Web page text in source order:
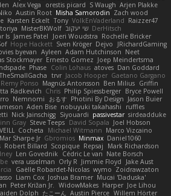
Alex Vega orestis picard S Waugh Arjen Plakke
Austin Root Misha Samorodin Zach wood
Karsten Eckelt Tony VolkEnVaderland Raizzer47
MisterBKWolf שי יעקוב DerHitsch
Is James Patel Joeri Woudstra Rochelle Bricker
Hope Hackett Sven Kröger Dejvo
JRichardGaming
byevan Ayleen Adam Hutchinson Neet
Stockmayer Ernesto Gomez Joep Meindertsma
Phase Colin Lohaus atoves Dan Goddard
TheSmallGacha trvr Jacob Hooper Gaetano Gargano
Remy Ponso Magnús Antonsson Ben Milius Griffin
Radkevich Chris Philip Spiessberger Bryce Powell
Nemnomi おるす Photini By Design Jason Buier
Aden Bise nobuyuki takahashi
ruffles
Nick Jainschigg Siyouardi passivestar sirdeadduke
Gray Steve Teeps David Sopala Joel Hobson
Cocheta Michael Witmann Marco Vizcaino
Sharpe Jr Gbromios Minmax Daniel1060
Robert Billard Scopique Repsaj
Mark Richardson
Len Govednik Cédric Le van Nate Borsch
vera usselman Orly R Jimmie Floyd
Jake Aust
Gaëlle Robardet-Nicolas wymo Zoidrawzaton
Liam Cox Joshua Bramer Mucai 'Daduska'
Peter Križan Jr. WidowMakes Harper Joe Lihou
Dolph たこーん Austin Pierce Willem Hörter